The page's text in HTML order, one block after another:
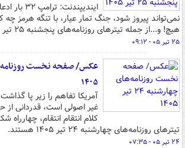
نمی‌تواند پیروز شود، جنگ تمار عیار، با تنگه هرمز چه
هیچ! و...از جمله تیترهای روزنامه‌های پنجشنبه ۲۵ تیر ۱۴۰۵ هستند.
۲۵ تیر ۰۵ - ۰۹:۱۲
۱۴۰۵
آمریکا تفاهم را زیر پا
غیر اصولی است، قدردانی
کلام انتقام انتقام،
تیترهای روزنامه‌های چهارشنبه ۲۴ تیر ۱۴۰۵ هستند.
۲۴ تیر ۰۵ - ۰۷:۳۵